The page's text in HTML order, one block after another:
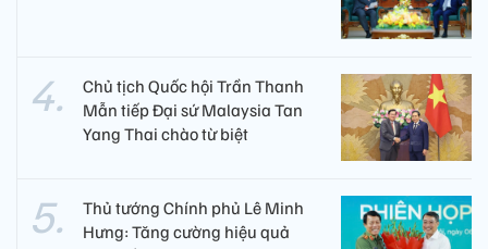
Chủ tịch Quốc hội Trần Thanh
Mẫn tiếp Đại sứ Malaysia Tan
Yang Thai chào từ biệt
Thủ tướng Chính phủ Lê Minh
Hưng: Tăng cường hiệu quả